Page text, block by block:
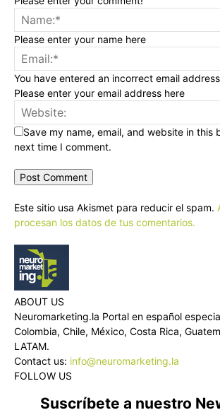
Please enter your name here
You have entered an incorrect email
Please enter your email address here
Save my name, email, and website in this
next time I comment.
Este sitio usa Akismet para reducir el spam.
procesan los datos de tus comentarios.
ABOUT US
Neuromarketing.la Portal en español
Colombia, Chile, México, Costa Rica,
LATAM.
Contact us: info@neuromarketing.la
FOLLOW US
Suscríbete a nuestro